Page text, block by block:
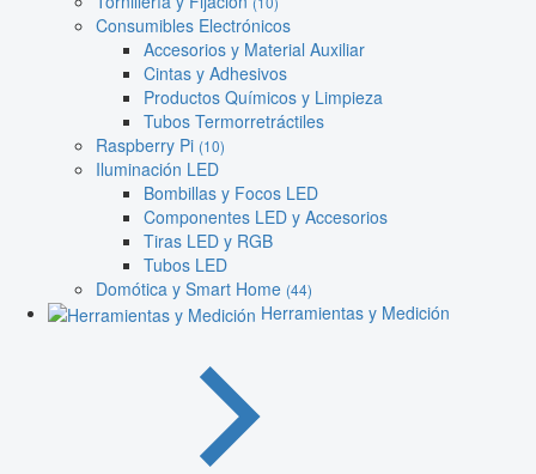
Consumibles Electrónicos
Accesorios y Material Auxiliar
Cintas y Adhesivos
Productos Químicos y Limpieza
Tubos Termorretráctiles
Raspberry Pi (10)
Iluminación LED
Bombillas y Focos LED
Componentes LED y Accesorios
Tiras LED y RGB
Tubos LED
Domótica y Smart Home (44)
Herramientas y Medición